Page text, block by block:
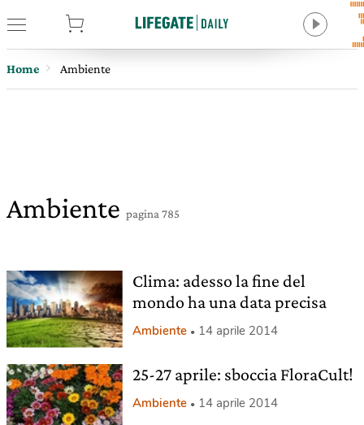
Home Ambiente
Ambiente pagina 785
Clima: adesso la fine del
mondo ha una data precisa
Ambiente 14 aprile 2014
25-27 aprile: sboccia FloraCult!
Ambiente 14 aprile 2014